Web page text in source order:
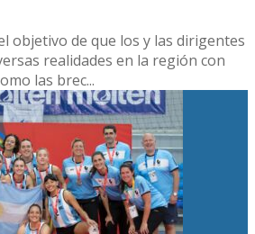
objetivo de que los y las dirigentes
realidades en la región con
las brec...